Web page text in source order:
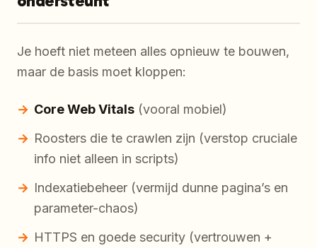
Je hoeft niet meteen alles opnieuw te bouwen,
maar de basis moet kloppen:
Core Web Vitals (vooral mobiel)
Roosters die te crawlen zijn (verstop cruciale
info niet alleen in scripts)
Indexatiebeheer (vermijd dunne pagina’s en
parameter-chaos)
HTTPS en goede security (vertrouwen +